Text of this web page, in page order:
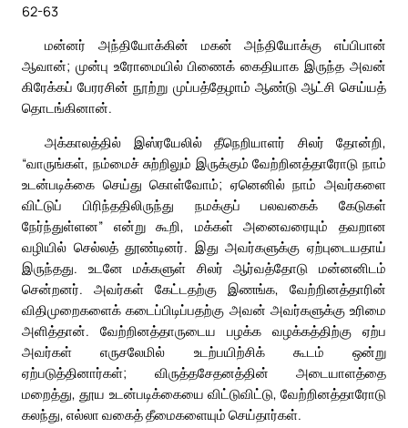
62-63
மன்னர் அந்தியோக்கின் மகன் அந்தியோக்கு எப்பிபான்
ஆவான்; முன்பு உரோமையில் பிணைக் கைதியாக இருந்த அவன்
கிரேக்கப் பேரரசின் நூற்று முப்பத்தேழாம் ஆண்டு ஆட்சி செய்யத்
தொடங்கினான்.
அக்காலத்தில் இஸ்ரயேலில் தீநெறியாளர் சிலர் தோன்றி,
“வாருங்கள், நம்மைச் சுற்றிலும் இருக்கும் வேற்றினத்தாரோடு நாம்
உடன்படிக்கை செய்து கொள்வோம்; ஏனெனில் நாம் அவர்களை
விட்டுப் பிரிந்ததிலிருந்து நமக்குப் பலவகைக் கேடுகள்
நேர்ந்துள்ளன” என்று கூறி, மக்கள் அனைவரையும் தவறான
வழியில் செல்லத் தூண்டினர். இது அவர்களுக்கு ஏற்புடையதாய்
இருந்தது. உடனே மக்களுள் சிலர் ஆர்வத்தோடு மன்னனிடம்
சென்றனர். அவர்கள் கேட்டதற்கு இணங்க, வேற்றினத்தாரின்
விதிமுறைகளைக் கடைப்பிடிப்பதற்கு அவன் அவர்களுக்கு உரிமை
அளித்தான். வேற்றினத்தாருடைய பழக்க வழக்கத்திற்கு ஏற்ப
அவர்கள் எருசலேமில் உடற்பயிற்சிக் கூடம் ஒன்று
ஏற்படுத்தினார்கள்; விருத்தசேதனத்தின் அடையாளத்தை
மறைத்து, தூய உடன்படிக்கையை விட்டுவிட்டு, வேற்றினத்தாரோடு
கலந்து, எல்லா வகைத் தீமைகளையும் செய்தார்கள்.